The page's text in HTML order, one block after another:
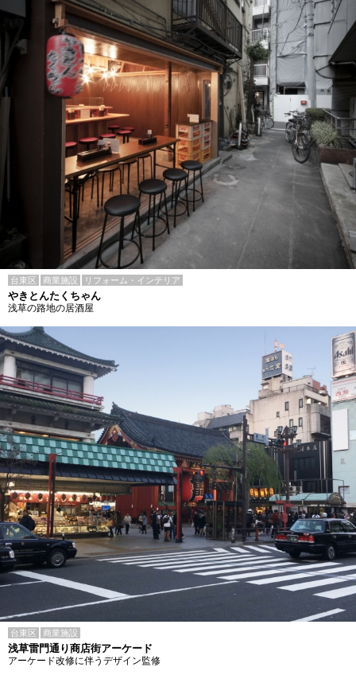
台東区 商業施設 リフォーム・インテリア
やきとんたくちゃん
浅草の路地の居酒屋
台東区 商業施設
浅草雷門通り商店街アーケード
アーケード改修に伴うデザイン監修